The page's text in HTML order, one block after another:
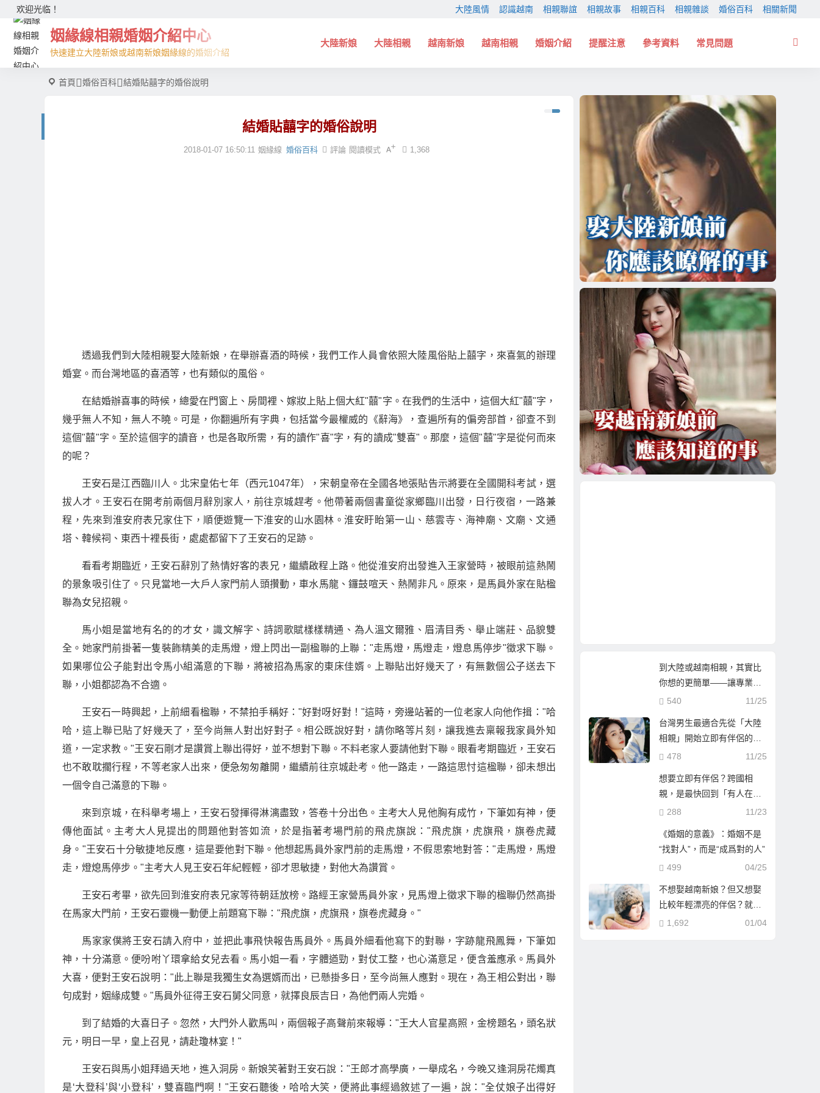
欢迎光临！ 大陸風情 認識越南 相親聯誼 相親故事 相親百科 相親雜談 婚俗百科 相關新聞
姻緣線相親婚姻介紹中心
快速建立大陸新娘或越南新娘姻緣線的婚姻介紹
大陸新娘 大陸相親 越南新娘 越南相親 婚姻介紹 提醒注意 參考資料 常見問題
首頁 婚俗百科 結婚貼囍字的婚俗說明
結婚貼囍字的婚俗說明
2018-01-07 16:50:11 姻緣線 婚俗百科 評論 1,368
閱讀模式
透過我們到大陸相親娶大陸新娘，在舉辦喜酒的時候，我們工作人員會依照大陸風俗貼上囍字，來喜氣的辦理
婚宴。而台灣地區的喜酒等，也有類似的風俗。
在結婚辦喜事的時候，總愛在門窗上、房間裡、嫁妝上貼上個大紅"囍"字。在我們的生活中，這個大紅"囍"字，
幾乎無人不知，無人不曉。可是，你翻遍所有字典，包括當今最權威的《辭海》，查遍所有的偏旁部首，卻查不到
這個"囍"字。至於這個字的讀音，也是各取所需，有的讀作"喜"字，有的讀成"雙喜"。那麼，這個"囍"字是從何而來
的呢？
王安石是江西臨川人。北宋皇佑七年（西元1047年），宋朝皇帝在全國各地張貼告示將要在全國開科考試，選
拔人才。王安石在開考前兩個月辭別家人，前往京城趕考。他帶著兩個書童從家鄉臨川出發，日行夜宿，一路兼
程，先來到淮安府表兄家住下，順便遊覽一下淮安的山水園林。淮安盱眙第一山、慈雲寺、海神廟、文廟、文通
塔、韓候祠、東西十裡長街，處處都留下了王安石的足跡。
看看考期臨近，王安石辭別了熱情好客的表兄，繼續啟程上路。他從淮安府出發進入王家營時，被眼前這熱鬧
的景象吸引住了。只見當地一大戶人家門前人頭攢動，車水馬龍、鑼鼓喧天、熱鬧非凡。原來，是馬員外家在貼楹
聯為女兒招親。
馬小姐是當地有名的的才女，識文解字、詩詞歌賦樣樣精通、為人溫文爾雅、眉清目秀、舉止端莊、品貌雙
全。她家門前掛著一隻裝飾精美的走馬燈，燈上閃出一副楹聯的上聯："走馬燈，馬燈走，燈息馬停步"徵求下聯。
如果哪位公子能對出令馬小組滿意的下聯，將被招為馬家的東床佳婿。上聯貼出好幾天了，有無數個公子送去下
聯，小姐都認為不合適。
王安石一時興起，上前細看楹聯，不禁拍手稱好："好對呀好對！"這時，旁邊站著的一位老家人向他作揖："哈
哈，這上聯已貼了好幾天了，至今尚無人對出好對子。相公既說好對，請你略等片刻，讓我進去稟報我家員外知
道，一定求教。"王安石剛才是讚賞上聯出得好，並不想對下聯。不料老家人要請他對下聯。眼看考期臨近，王安石
也不敢耽擱行程，不等老家人出來，便急匆匆離開，繼續前往京城赴考。他一路走，一路這思忖這楹聯，卻未想出
一個令自己滿意的下聯。
來到京城，在科舉考場上，王安石發揮得淋漓盡致，答卷十分出色。主考大人見他胸有成竹，下筆如有神，便
傳他面試。主考大人見提出的問題他對答如流，於是指著考場門前的飛虎旗說："飛虎旗，虎旗飛，旗卷虎藏
身。"王安石十分敏捷地反應，這是要他對下聯。他想起馬員外家門前的走馬燈，不假思索地對答："走馬燈，馬燈
走，燈熄馬停步。"主考大人見王安石年紀輕輕，卻才思敏捷，對他大為讚賞。
王安石考畢，欲先回到淮安府表兄家等待朝廷放榜。路經王家營馬員外家，見馬燈上徵求下聯的楹聯仍然高掛
在馬家大門前，王安石靈機一動便上前題寫下聯："飛虎旗，虎旗飛，旗卷虎藏身。"
馬家家僕將王安石請入府中，並把此事飛快報告馬員外。馬員外細看他寫下的對聯，字跡龍飛鳳舞，下筆如
神，十分滿意。便吩咐丫環拿給女兒去看。馬小姐一看，字體遒勁，對仗工整，也心滿意足，便含羞應承。馬員外
大喜，便對王安石說明："此上聯是我獨生女為選婿而出，已懸掛多日，至今尚無人應對。現在，為王相公對出，聯
句成對，姻緣成雙。"馬員外征得王安石舅父同意，就擇良辰吉日，為他們兩人完婚。
到了結婚的大喜日子。忽然，大門外人歡馬叫，兩個報子高聲前來報導："王大人官星高照，金榜題名，頭名狀
元，明日一早，皇上召見，請赴瓊林宴！"
王安石與馬小姐拜過天地，進入洞房。新娘笑著對王安石說："王郎才高學廣，一舉成名，今晚又逢洞房花燭真
是‘大登科’與‘小登科’，雙喜臨門啊！"王安石聽後，哈哈大笑，便將此事經過敘述了一遍，說："全仗娘子出得好
到大陸或越南相親，其實比
你想的更簡單——讓專業團
隊陪你找到真心伴侶
11/25
540
台灣男生最適合先從「大陸
相親」開始立即有伴侶的第
一步
11/25
478
想要立即有伴侶？跨國相
親，是最快回到「有人在等
你」的人生方！
11/23
288
《婚姻的意義》：婚姻不是
“找對人”，而是“成爲對的人”
04/25
499
不想娶越南新娘？但又想娶
比較年輕漂亮的伴侶？就到
哈爾濱相親娶哈爾濱新娘！
01/04
1,692